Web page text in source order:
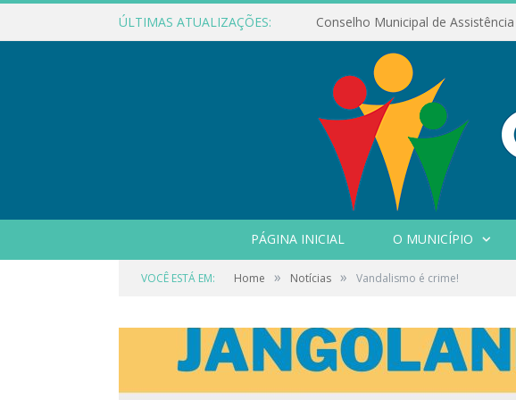
ÚLTIMAS ATUALIZAÇÕES:
PÁGINA INICIAL O MUNICÍPIO
VOCÊ ESTÁ EM: Home » Notícias » Vandalismo é crime!